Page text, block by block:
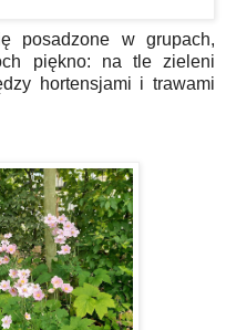
posadzone w grupach,
piękno: na tle zieleni
hortensjami i trawami